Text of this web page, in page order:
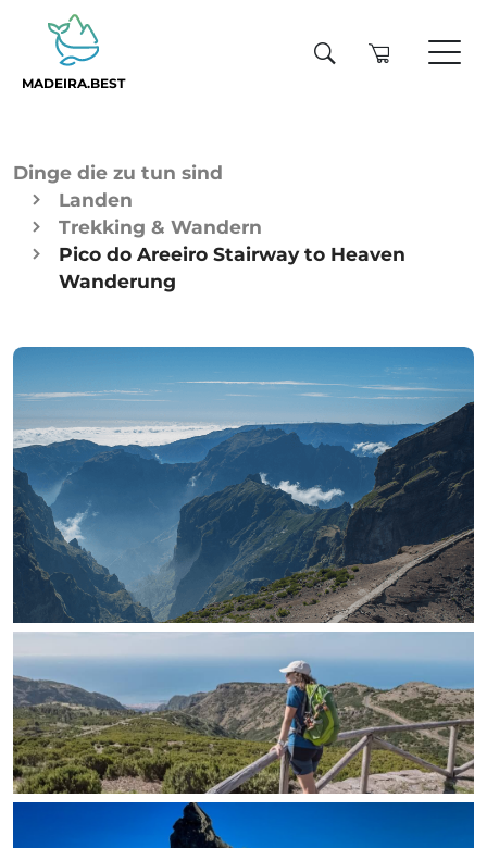
MADEIRA.BEST
Dinge die zu tun sind
Landen
Trekking & Wandern
Pico do Areeiro Stairway to Heaven
Wanderung